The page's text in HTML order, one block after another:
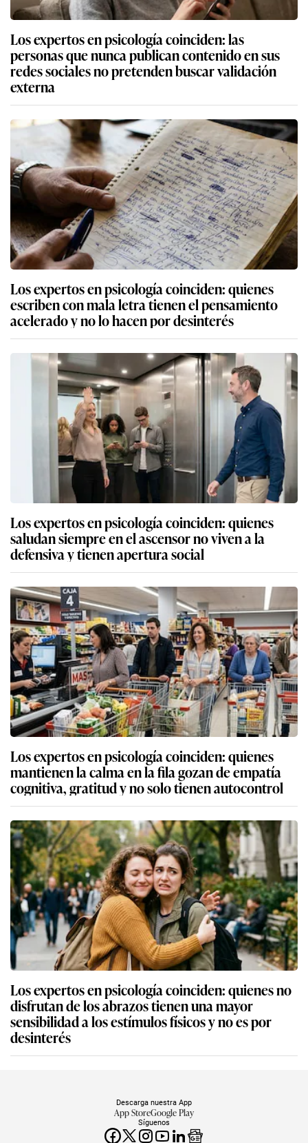
Los expertos en psicología coinciden: las
personas que nunca publican contenido en sus
redes sociales no pretenden buscar validación
externa
Los expertos en psicología coinciden: quienes
escriben con mala letra tienen el pensamiento
acelerado y no lo hacen por desinterés
Los expertos en psicología coinciden: quienes
saludan siempre en el ascensor no viven a la
defensiva y tienen apertura social
Los expertos en psicología coinciden: quienes
mantienen la calma en la fila gozan de empatía
cognitiva, gratitud y no solo tienen autocontrol
Los expertos en psicología coinciden: quienes no
disfrutan de los abrazos tienen una mayor
sensibilidad a los estímulos físicos y no es por
desinterés
Síguenos
Descarga nuestra App
App StoreGoogle Play